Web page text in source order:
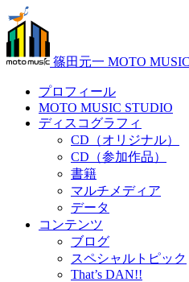
篠田元一 MOTO MUSIC
プロフィール
MOTO MUSIC STUDIO
ディスコグラフィ
CD（オリジナル）
CD（参加作品）
書籍
マルチメディア
データ
コンテンツ
ブログ
スペシャルトピック
That’s DAN!!